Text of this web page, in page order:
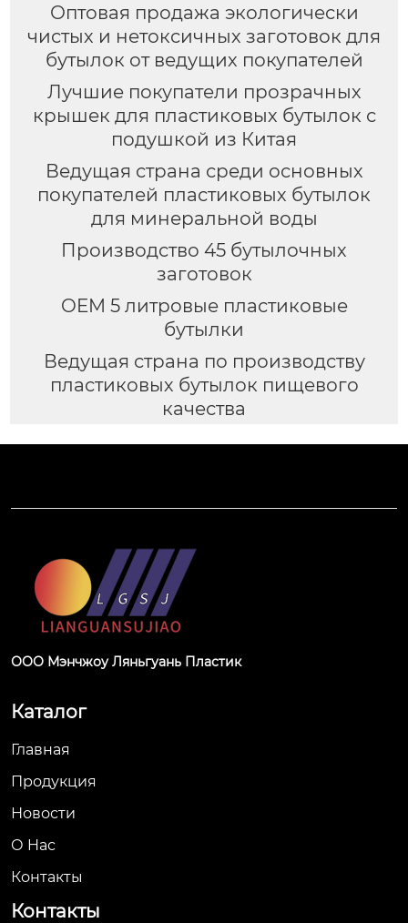
Оптовая продажа экологически
чистых и нетоксичных заготовок для
бутылок от ведущих покупателей
Лучшие покупатели прозрачных
крышек для пластиковых бутылок с
подушкой из Китая
Ведущая страна среди основных
покупателей пластиковых бутылок
для минеральной воды
Производство 45 бутылочных
заготовок
OEM 5 литровые пластиковые
бутылки
Ведущая страна по производству
пластиковых бутылок пищевого
качества
ООО Мэнчжоу Ляньгуань Пластик
Каталог
Главная
Продукция
Новости
О Hас
Контакты
Контакты